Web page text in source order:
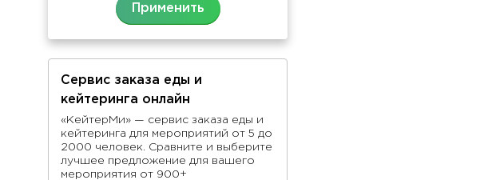
Сервис заказа еды и
кейтеринга онлайн
«КейтерМи» — сервис заказа еды и
кейтеринга для мероприятий от 5 до
2000 человек. Сравните и выберите
лучшее предложение для вашего
мероприятия от 900+